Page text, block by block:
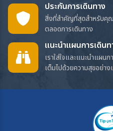
ประกันการเดินทาง
สิ่งที่สำคัญที่สุดสำหรับคุ
ตลอดการเดินทาง
แนะนำแผนการเดินท
เราใส่ใจและแนะนำแผน
เต็มไปด้วยความสุขอย่า